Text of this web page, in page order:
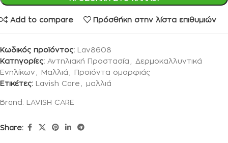
Add to compare Πρόσθήκη στην λίστα επιθυμιών
Κωδικός προϊόντος: Lav8608
Κατηγορίες: Αντηλιακή Προστασία , Δερμοκαλλυντικά
Ενηλίκων , Μαλλιά , Προϊόντα ομορφιάς
Ετικέτες: Lavish Care , μαλλιά
Brand: LAVISH CARE
Share: